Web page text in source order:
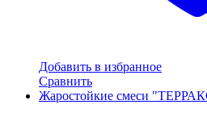
Добавить в избранное
Сравнить
Жаростойкие смеси